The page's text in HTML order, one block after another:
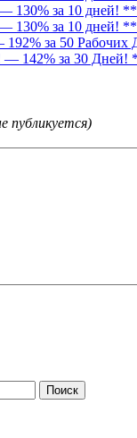
публикуется)